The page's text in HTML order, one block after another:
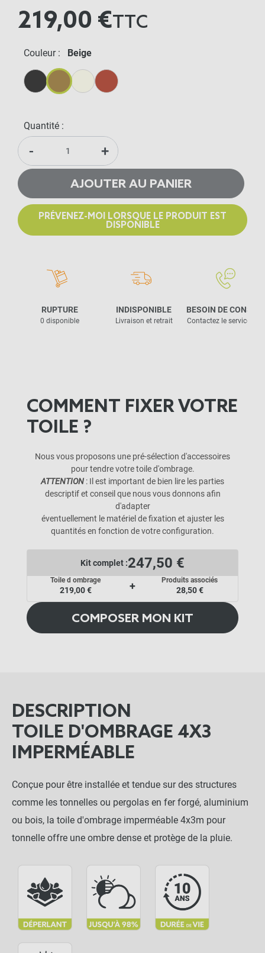
219,00 €TTC
Couleur : Beige
Quantité :
- +
AJOUTER AU PANIER
PRÉVENEZ-MOI LORSQUE LE PRODUIT EST
DISPONIBLE
RUPTURE
0 disponible
INDISPONIBLE
Livraison et retrait
BESOIN DE CONSEIL
Contactez le service
COMMENT FIXER VOTRE
TOILE ?
Nous vous proposons une pré-sélection d'accessoires
pour tendre votre toile d'ombrage.
ATTENTION : Il est important de bien lire les parties
descriptif et conseil que nous vous donnons afin
d'adapter
éventuellement le matériel de fixation et ajuster les
quantités en fonction de votre configuration.
Kit complet :247,50 €
Toile d ombrage
219,00 € +
Produits associés
28,50 €
COMPOSER MON KIT
DESCRIPTION
TOILE D'OMBRAGE 4X3
IMPERMÉABLE
Conçue pour être installée et tendue sur des structures
comme les tonnelles ou pergolas en fer forgé, aluminium
ou bois, la toile d'ombrage imperméable 4x3m pour
tonnelle offre une ombre dense et protège de la pluie.